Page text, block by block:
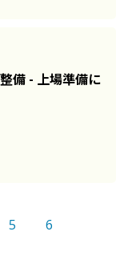
備 - 上場準備に
5 6